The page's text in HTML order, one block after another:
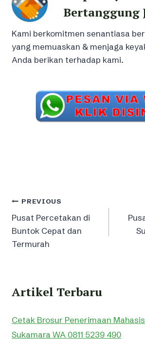
Bertanggung
Kami berkomitmen senantiasa
yang memuaskan & menjaga
Anda berikan terhadap kami.
Post
navigation
PREVIOUS
Pusat Percetakan di
Buntok Cepat dan
Termurah
Artikel Terbaru
Cetak Brosur Penerimaan
Sukamara WA 0811 5239 490